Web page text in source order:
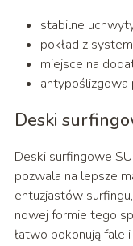
stabilne
pokład z
miejsce na
antypoślizgowa
Deski
Deski surfingowe
pozwala na lepsze
entuzjastów
nowej formie tego
łatwo pokonują fale